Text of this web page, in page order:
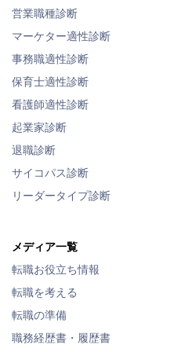
営業職種診断
マーケター適性診断
事務職適性診断
保育士適性診断
看護師適性診断
起業家診断
退職診断
サイコパス診断
リーダータイプ診断
メディア一覧
転職お役立ち情報
転職を考える
転職の準備
職務経歴書・履歴書